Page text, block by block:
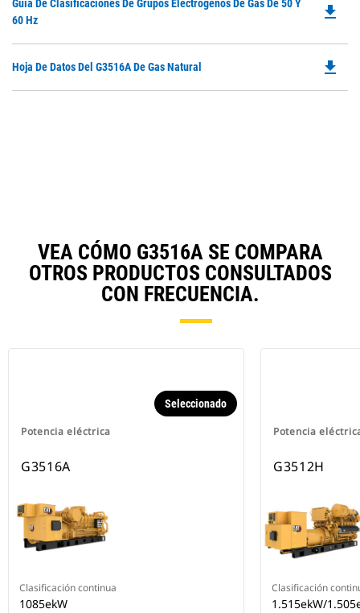
Guía De Clasificaciones De Grupos Electrógenos De Gas De 50 Y
60 Hz
file_download
Hoja De Datos Del G3516A De Gas Natural file_download
VEA CÓMO G3516A SE COMPARA
OTROS PRODUCTOS CONSULTADOS
CON FRECUENCIA.
Potencia eléctrica
Seleccionado
G3516A
Clasificación continua
1085ekW
Potencia
G3512H
Clasificación
1.515ekW/